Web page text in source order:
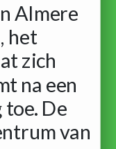
Almere
het
zich
na een
De
van